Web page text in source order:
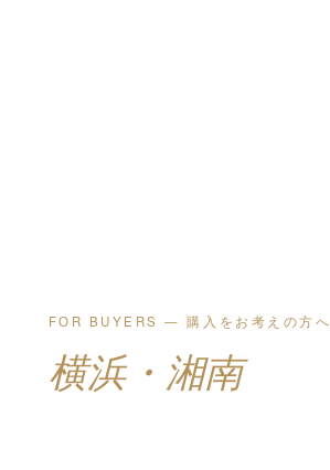
FOR BUYERS — 購入をお考えの方へ
横浜・湘南で、